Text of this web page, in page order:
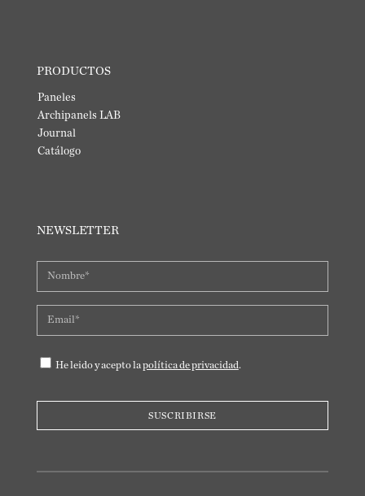
PRODUCTOS
Paneles
Archipanels LAB
Journal
Catálogo
NEWSLETTER
He leido y acepto lapolítica de privacidad.